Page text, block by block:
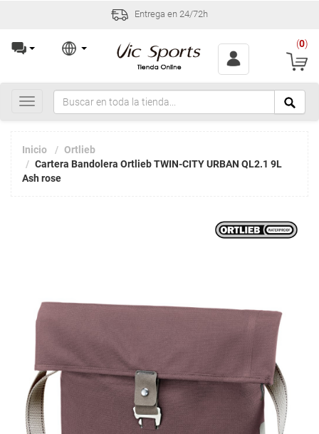
Entrega en 24/72h
(0)
Toggle
navigation
Inicio
Ortlieb
Cartera Bandolera Ortlieb TWIN-CITY URBAN QL2.1 9L
Ash rose